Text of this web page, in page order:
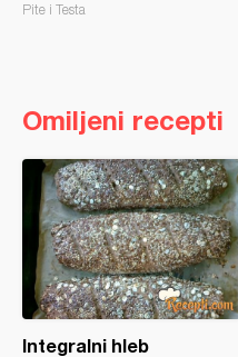
Pite i Testa
Omiljeni recepti
Integralni hleb